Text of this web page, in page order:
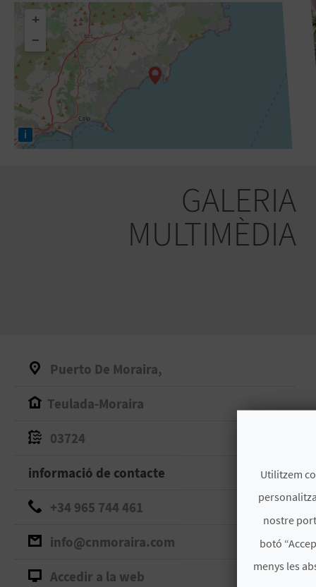
+
−
i
GALERIA
MULTIMÈDIA
Puerto De Moraira,
Teulada-Moraira
03724
informació de contacte
+34 965 744 461
info@cnmoraira.com
Accedir a la web
Utilitzem
nostre
botó
menys les